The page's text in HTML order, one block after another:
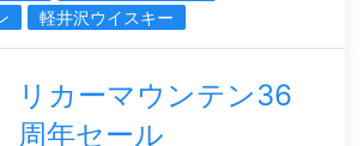
軽井沢ウイスキー
リカーマウンテン36
周年セール